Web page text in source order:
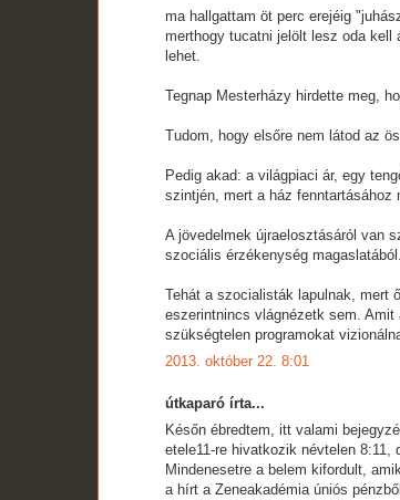
ma hallgattam öt perc erejéig
merthogy tucatni jelölt lesz oda kell
lehet.
Tegnap Mesterházy hirdette meg,
Tudom, hogy elsőre nem látod az
Pedig akad: a világpiaci ár, egy
szintjén, mert a ház fenntartásához
A jövedelmek újraelosztásáról van
szociális érzékenység magaslatából.
Tehát a szocialisták lapulnak, mert
eszerintnincs vlágnézetk sem.
szükségtelen programokat
2013. október 22. 8:01
útkaparó írta...
Későn ébredtem, itt valami
etele11-re hivatkozik névtelen 8:11,
Mindenesetre a belem kifordult,
a hírt a Zeneakadémia úniós